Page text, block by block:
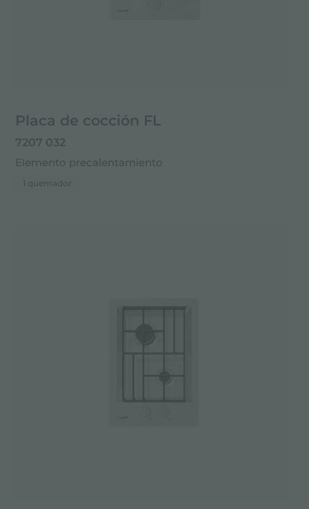
Placa de cocción FL
7207 032
Elemento precalentamiento
1 quemador